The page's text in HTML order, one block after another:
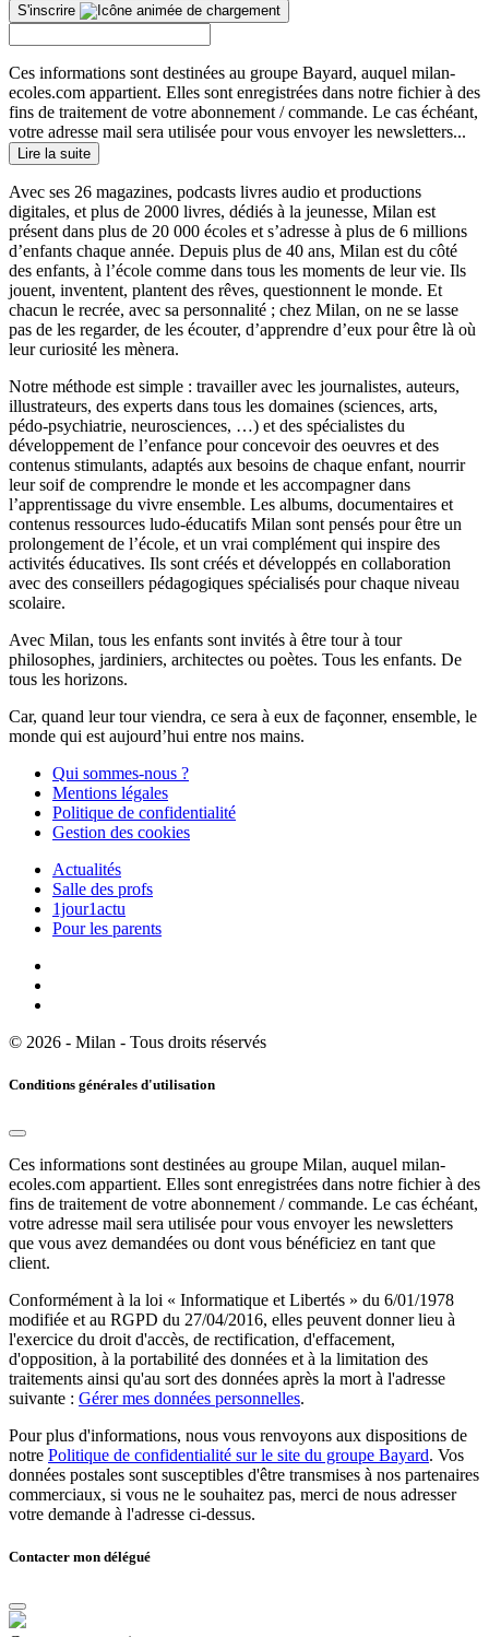
S'inscrire
Ces informations sont destinées au groupe Bayard, auquel milan-
ecoles.com appartient. Elles sont enregistrées dans notre fichier à des
fins de traitement de votre abonnement / commande. Le cas échéant,
votre adresse mail sera utilisée pour vous envoyer les newsletters...
Lire la suite
Avec ses 26 magazines, podcasts livres audio et productions
digitales, et plus de 2000 livres, dédiés à la jeunesse, Milan est
présent dans plus de 20 000 écoles et s’adresse à plus de 6 millions
d’enfants chaque année. Depuis plus de 40 ans, Milan est du côté
des enfants, à l’école comme dans tous les moments de leur vie. Ils
jouent, inventent, plantent des rêves, questionnent le monde. Et
chacun le recrée, avec sa personnalité ; chez Milan, on ne se lasse
pas de les regarder, de les écouter, d’apprendre d’eux pour être là où
leur curiosité les mènera.
Notre méthode est simple : travailler avec les journalistes, auteurs,
illustrateurs, des experts dans tous les domaines (sciences, arts,
pédo-psychiatrie, neurosciences, …) et des spécialistes du
développement de l’enfance pour concevoir des oeuvres et des
contenus stimulants, adaptés aux besoins de chaque enfant, nourrir
leur soif de comprendre le monde et les accompagner dans
l’apprentissage du vivre ensemble. Les albums, documentaires et
contenus ressources ludo-éducatifs Milan sont pensés pour être un
prolongement de l’école, et un vrai complément qui inspire des
activités éducatives. Ils sont créés et développés en collaboration
avec des conseillers pédagogiques spécialisés pour chaque niveau
scolaire.
Avec Milan, tous les enfants sont invités à être tour à tour
philosophes, jardiniers, architectes ou poètes. Tous les enfants. De
tous les horizons.
Car, quand leur tour viendra, ce sera à eux de façonner, ensemble, le
monde qui est aujourd’hui entre nos mains.
Qui sommes-nous ?
Mentions légales
Politique de confidentialité
Gestion des cookies
Actualités
Salle des profs
1jour1actu
Pour les parents
© 2026 - Milan - Tous droits réservés
Conditions générales d'utilisation
Ces informations sont destinées au groupe Milan, auquel milan-
ecoles.com appartient. Elles sont enregistrées dans notre fichier à des
fins de traitement de votre abonnement / commande. Le cas échéant,
votre adresse mail sera utilisée pour vous envoyer les newsletters
que vous avez demandées ou dont vous bénéficiez en tant que
client.
Conformément à la loi « Informatique et Libertés » du 6/01/1978
modifiée et au RGPD du 27/04/2016, elles peuvent donner lieu à
l'exercice du droit d'accès, de rectification, d'effacement,
d'opposition, à la portabilité des données et à la limitation des
traitements ainsi qu'au sort des données après la mort à l'adresse
suivante : Gérer mes données personnelles.
Pour plus d'informations, nous vous renvoyons aux dispositions de
notre Politique de confidentialité sur le site du groupe Bayard. Vos
données postales sont susceptibles d'être transmises à nos partenaires
commerciaux, si vous ne le souhaitez pas, merci de nous adresser
votre demande à l'adresse ci-dessus.
Contacter mon délégué